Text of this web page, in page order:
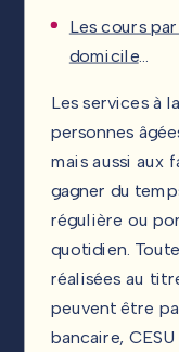
Les cours
domicile…
Les services à
personnes
mais aussi aux
gagner du
régulière ou
quotidien.
réalisées au
peuvent être
bancaire,